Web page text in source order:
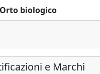
biologico
e Marchi